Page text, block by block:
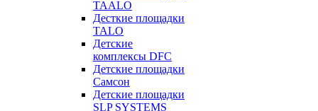
TAALO
Десткие площадки
TALO
Детские
комплексы DFC
Детские площадки
Самсон
Детские площадки
SLP SYSTEMS